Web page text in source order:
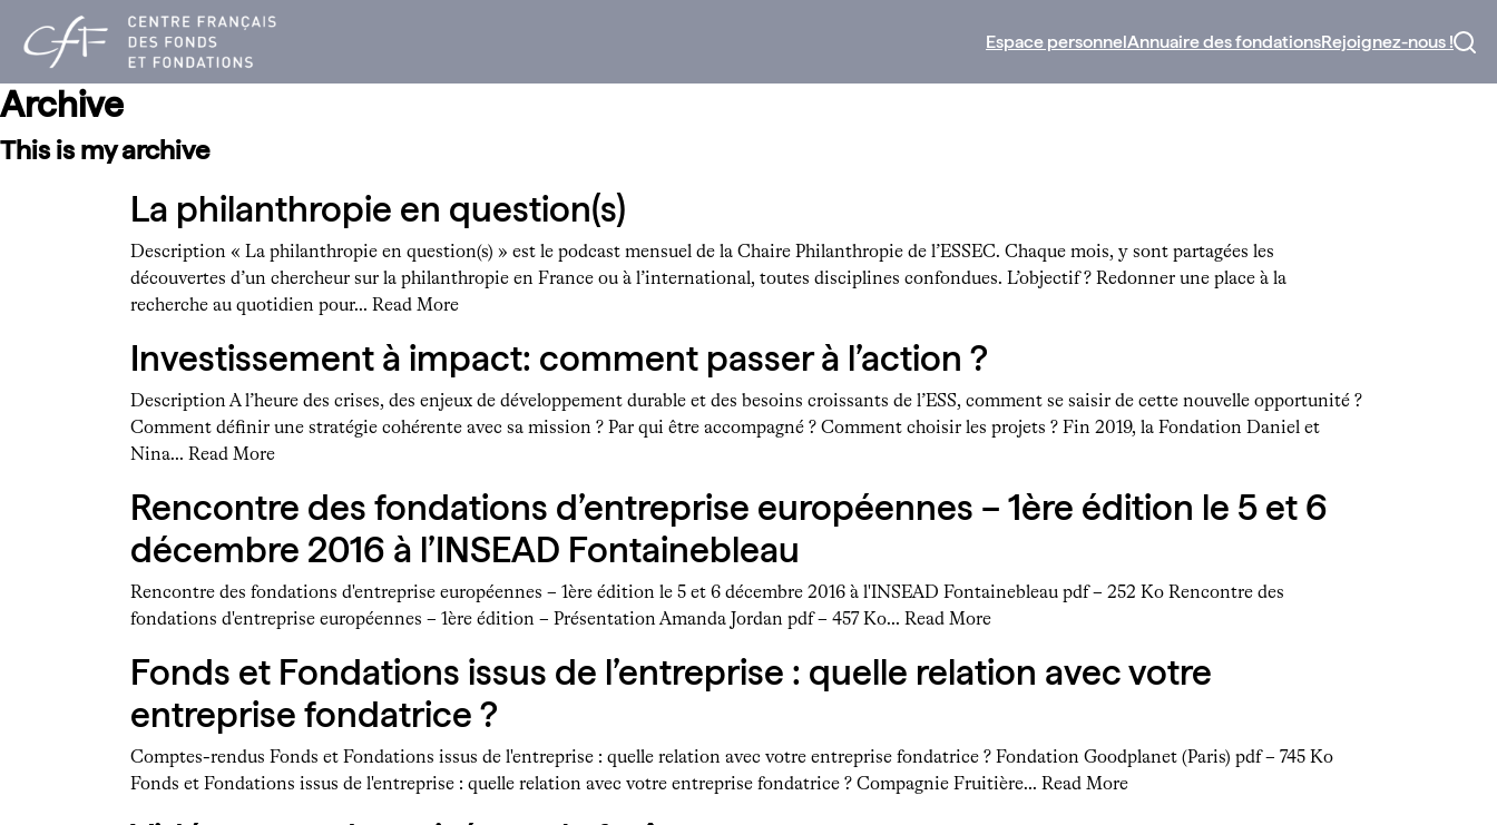
contenu
Espace personnelAnnuaire des fondationsRejoignez-nous !
Archive
This is my archive
La philanthropie en question(s)
Description « La philanthropie en question(s) » est le podcast mensuel de la Chaire Philanthropie de l’ESSEC. Chaque mois, y sont partagées les
découvertes d’un chercheur sur la philanthropie en France ou à l’international, toutes disciplines confondues. L’objectif ? Redonner une place à la
recherche au quotidien pour… Read More
Investissement à impact: comment passer à l’action ?
Description A l’heure des crises, des enjeux de développement durable et des besoins croissants de l’ESS, comment se saisir de cette nouvelle opportunité ?
Comment définir une stratégie cohérente avec sa mission ? Par qui être accompagné ? Comment choisir les projets ? Fin 2019, la Fondation Daniel et
Nina… Read More
Rencontre des fondations d’entreprise européennes – 1ère édition le 5 et 6
décembre 2016 à l’INSEAD Fontainebleau
Rencontre des fondations d'entreprise européennes – 1ère édition le 5 et 6 décembre 2016 à l'INSEAD Fontainebleau pdf – 252 Ko Rencontre des
fondations d'entreprise européennes – 1ère édition – Présentation Amanda Jordan pdf – 457 Ko… Read More
Fonds et Fondations issus de l’entreprise : quelle relation avec votre
entreprise fondatrice ?
Comptes-rendus Fonds et Fondations issus de l'entreprise : quelle relation avec votre entreprise fondatrice ? Fondation Goodplanet (Paris) pdf – 745 Ko
Fonds et Fondations issus de l'entreprise : quelle relation avec votre entreprise fondatrice ? Compagnie Fruitière… Read More